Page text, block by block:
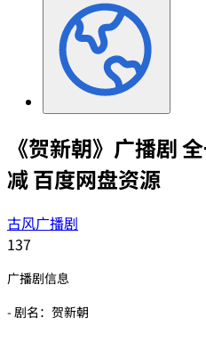
《贺新朝》广播剧
减 百度网盘资源
古风广播剧
137
广播剧信息
- 剧名：贺新朝